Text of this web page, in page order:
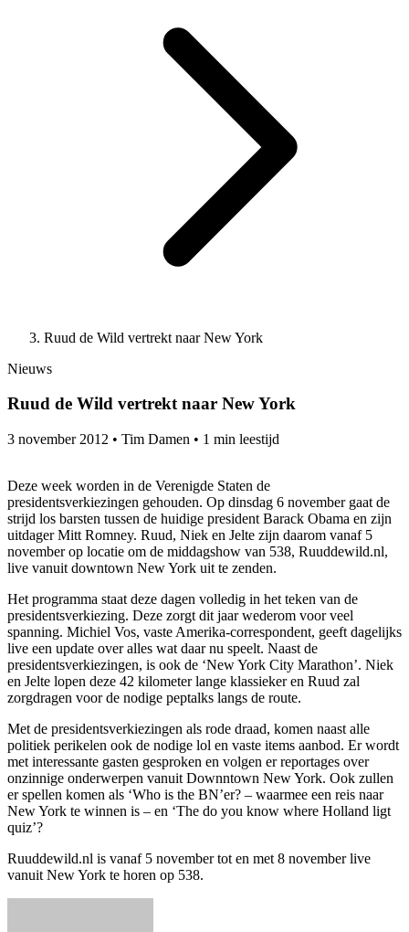
Ruud de Wild vertrekt naar New York
Nieuws
Ruud de Wild vertrekt naar New York
3 november 2012 • Tim Damen • 1 min leestijd
Deze week worden in de Verenigde Staten de
presidentsverkiezingen gehouden. Op dinsdag 6 november gaat de
strijd los barsten tussen de huidige president Barack Obama en zijn
uitdager Mitt Romney. Ruud, Niek en Jelte zijn daarom vanaf 5
november op locatie om de middagshow van 538, Ruuddewild.nl,
live vanuit downtown New York uit te zenden.
Het programma staat deze dagen volledig in het teken van de
presidentsverkiezing. Deze zorgt dit jaar wederom voor veel
spanning. Michiel Vos, vaste Amerika-correspondent, geeft dagelijks
live een update over alles wat daar nu speelt. Naast de
presidentsverkiezingen, is ook de ‘New York City Marathon’. Niek
en Jelte lopen deze 42 kilometer lange klassieker en Ruud zal
zorgdragen voor de nodige peptalks langs de route.
Met de presidentsverkiezingen als rode draad, komen naast alle
politiek perikelen ook de nodige lol en vaste items aanbod. Er wordt
met interessante gasten gesproken en volgen er reportages over
onzinnige onderwerpen vanuit Downntown New York. Ook zullen
er spellen komen als ‘Who is the BN’er? – waarmee een reis naar
New York te winnen is – en ‘The do you know where Holland ligt
quiz’?
Ruuddewild.nl is vanaf 5 november tot en met 8 november live
vanuit New York te horen op 538.